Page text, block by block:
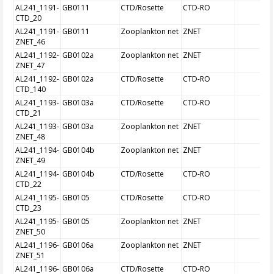
AL241_1191-
CTD_20
GB0111 CTD/Rosette CTD-RO
AL241_1191-
ZNET_46
GB0111 Zooplankton net ZNET
AL241_1192-
ZNET_47
GB0102a Zooplankton net ZNET
AL241_1192-
CTD_140
GB0102a CTD/Rosette CTD-RO
AL241_1193-
CTD_21
GB0103a CTD/Rosette CTD-RO
AL241_1193-
ZNET_48
GB0103a Zooplankton net ZNET
AL241_1194-
ZNET_49
GB0104b Zooplankton net ZNET
AL241_1194-
CTD_22
GB0104b CTD/Rosette CTD-RO
AL241_1195-
CTD_23
GB0105 CTD/Rosette CTD-RO
AL241_1195-
ZNET_50
GB0105 Zooplankton net ZNET
AL241_1196-
ZNET_51
GB0106a Zooplankton net ZNET
AL241_1196- GB0106a CTD/Rosette CTD-RO